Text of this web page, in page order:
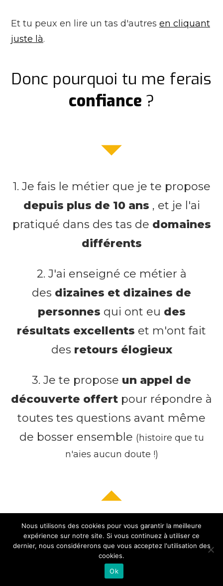
Et tu peux en lire un tas d'autres en cliquant
juste là.
Donc pourquoi tu me ferais
confiance ?
1. Je fais le métier que je te propose
depuis plus de 10 ans , et je l'ai
pratiqué dans des tas de domaines
différents
2. J'ai enseigné ce métier à
des dizaines et dizaines de
personnes qui ont eu des
résultats excellents et m'ont fait
des retours élogieux
3. Je te propose un appel de
découverte offert pour répondre à
toutes tes questions avant même
de bosser ensemble (histoire que tu
n'aies aucun doute !)
"Oh ! Un appel offert ?"
Nous utilisons des cookies pour vous garantir la meilleure
expérience sur notre site. Si vous continuez à utiliser ce
dernier, nous considérerons que vous acceptez l'utilisation des
cookies.
Ok